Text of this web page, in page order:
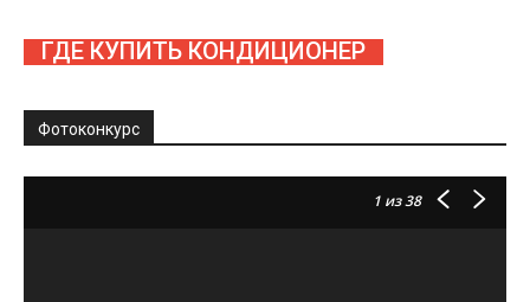
ГДЕ КУПИТЬ КОНДИЦИОНЕР
Фотоконкурс
1 из 38